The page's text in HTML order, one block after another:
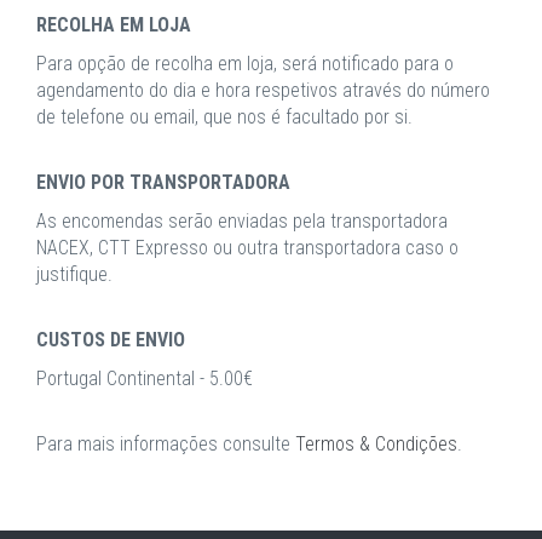
RECOLHA EM LOJA
Para opção de recolha em loja, será notificado para o
agendamento do dia e hora respetivos através do número
de telefone ou email, que nos é facultado por si.
ENVIO POR TRANSPORTADORA
As encomendas serão enviadas pela transportadora
NACEX, CTT Expresso ou outra transportadora caso o
justifique.
CUSTOS DE ENVIO
Portugal Continental - 5.00€
Para mais informações consulte Termos & Condições.